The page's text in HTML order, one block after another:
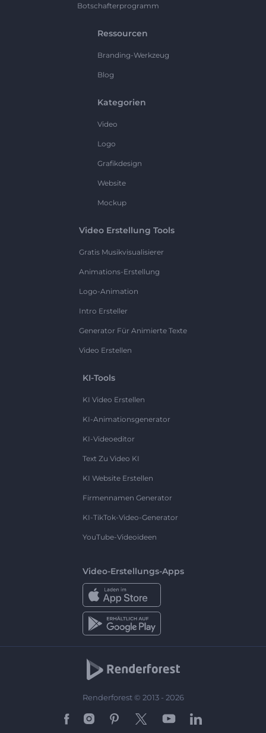
Botschafterprogramm
Ressourcen
Branding-Werkzeug
Blog
Kategorien
Video
Logo
Grafikdesign
Website
Mockup
Video Erstellung Tools
Gratis Musikvisualisierer
Animations-Erstellung
Logo-Animation
Intro Ersteller
Generator Für Animierte Texte
Video Erstellen
KI-Tools
KI Video Erstellen
KI-Animationsgenerator
KI-Videoeditor
Text Zu Video KI
KI Website Erstellen
Firmennamen Generator
KI-TikTok-Video-Generator
YouTube-Videoideen
Video-Erstellungs-Apps
Renderforest © 2013 - 2026